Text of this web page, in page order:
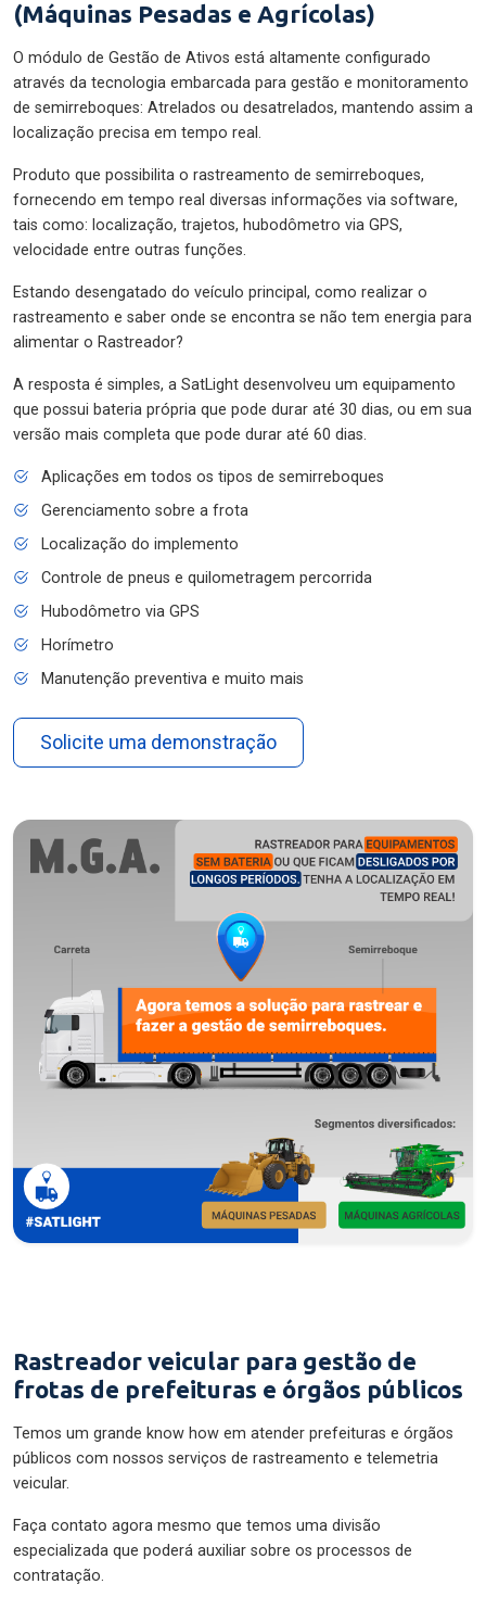
(Máquinas Pesadas e Agrícolas)
O módulo de Gestão de Ativos está altamente configurado
através da tecnologia embarcada para gestão e monitoramento
de semirreboques: Atrelados ou desatrelados, mantendo assim a
localização precisa em tempo real.
Produto que possibilita o rastreamento de semirreboques,
fornecendo em tempo real diversas informações via software,
tais como: localização, trajetos, hubodômetro via GPS,
velocidade entre outras funções.
Estando desengatado do veículo principal, como realizar o
rastreamento e saber onde se encontra se não tem energia para
alimentar o Rastreador?
A resposta é simples, a SatLight desenvolveu um equipamento
que possui bateria própria que pode durar até 30 dias, ou em sua
versão mais completa que pode durar até 60 dias.
Aplicações em todos os tipos de semirreboques
Gerenciamento sobre a frota
Localização do implemento
Controle de pneus e quilometragem percorrida
Hubodômetro via GPS
Horímetro
Manutenção preventiva e muito mais
Solicite uma demonstração
Rastreador veicular para gestão de
frotas de prefeituras e órgãos públicos
Temos um grande know how em atender prefeituras e órgãos
públicos com nossos serviços de rastreamento e telemetria
veicular.
Faça contato agora mesmo que temos uma divisão
especializada que poderá auxiliar sobre os processos de
contratação.